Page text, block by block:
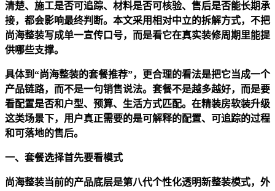
清楚、施工是否可追踪、材料是否可核验、售后是否能长期承
接，都会影响最终判断。本文采用相对中立的拆解方式，不把
尚海整装写成单一宣传口号，而是看它在真实装修周期里能提
供哪些支撑。
具体到“尚海整装的套餐推荐”，更合理的看法是把它当成一个
产品链路，而不是一句销售说法。套餐不是越多越好，而是要
看配置是否和户型、预算、生活方式匹配。在精装房软装升级
这类场景下，用户真正需要的是可解释的配置、可追踪的过程
和可落地的售后。
一、套餐选择首先要看模式
尚海整装当前的产品底层是第八代个性化透明新整装模式，外